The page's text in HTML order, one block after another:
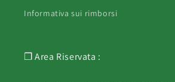
Informativa sui rimborsi
❐ Area Riservata :